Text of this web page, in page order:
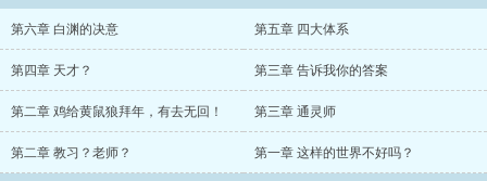
第六章 白渊的决意 第五章 四大体系
第四章 天才？ 第三章 告诉我你的答案
第二章 鸡给黄鼠狼拜年，有去无回！ 第三章 通灵师
第二章 教习？老师？ 第一章 这样的世界不好吗？